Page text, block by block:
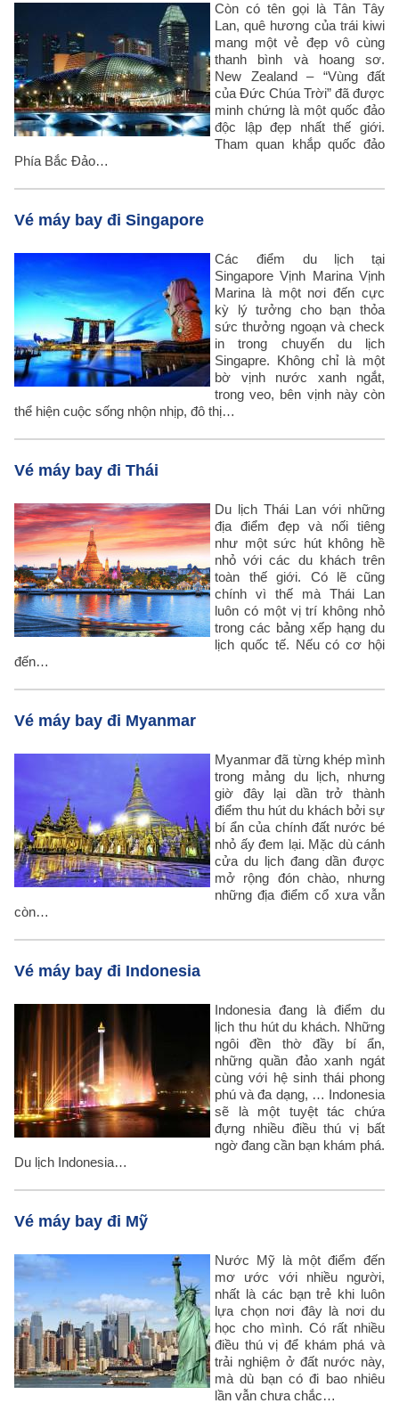
Còn có tên gọi là Tân Tây
Lan, quê hương của trái kiwi
mang một vẻ đẹp vô cùng
thanh bình và hoang sơ.
New Zealand – “Vùng đất
của Đức Chúa Trời” đã được
minh chứng là một quốc đảo
độc lập đẹp nhất thế giới.
Tham quan khắp quốc đảo
Phía Bắc Đảo…
Vé máy bay đi Singapore
Các điểm du lịch tại
Singapore Vịnh Marina Vịnh
Marina là một nơi đến cực
kỳ lý tưởng cho bạn thỏa
sức thưởng ngoạn và check
in trong chuyến du lịch
Singapre. Không chỉ là một
bờ vịnh nước xanh ngắt,
trong veo, bên vịnh này còn
thể hiện cuộc sống nhộn nhịp, đô thị…
Vé máy bay đi Thái
Du lịch Thái Lan với những
địa điểm đẹp và nối tiêng
như một sức hút không hề
nhỏ với các du khách trên
toàn thế giới. Có lẽ cũng
chính vì thế mà Thái Lan
luôn có một vị trí không nhỏ
trong các bảng xếp hạng du
lịch quốc tế. Nếu có cơ hội
đến…
Vé máy bay đi Myanmar
Myanmar đã từng khép mình
trong mảng du lịch, nhưng
giờ đây lại dần trở thành
điểm thu hút du khách bởi sự
bí ẩn của chính đất nước bé
nhỏ ấy đem lại. Mặc dù cánh
cửa du lịch đang dần được
mở rộng đón chào, nhưng
những địa điểm cổ xưa vẫn
còn…
Vé máy bay đi Indonesia
Indonesia đang là điểm du
lịch thu hút du khách. Những
ngôi đền thờ đầy bí ẩn,
những quần đảo xanh ngát
cùng với hệ sinh thái phong
phú và đa dạng, … Indonesia
sẽ là một tuyệt tác chứa
đựng nhiều điều thú vị bất
ngờ đang cần bạn khám phá.
Du lịch Indonesia…
Vé máy bay đi Mỹ
Nước Mỹ là một điểm đến
mơ ước với nhiều người,
nhất là các bạn trẻ khi luôn
lựa chọn nơi đây là nơi du
học cho mình. Có rất nhiều
điều thú vị để khám phá và
trải nghiệm ở đất nước này,
mà dù bạn có đi bao nhiêu
lần vẫn chưa chắc…